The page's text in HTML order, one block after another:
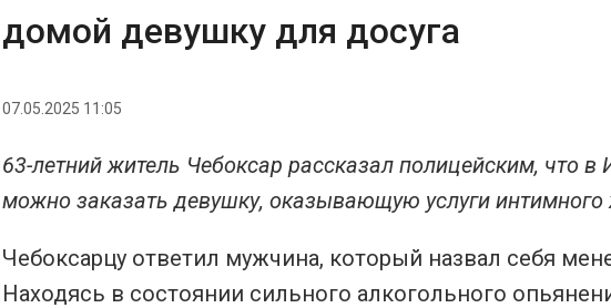
домой девушку для досуга
07.05.2025 11:05
63-летний житель Чебоксар рассказал полицейским, что
можно заказать девушку, оказывающую услуги интимного
Чебоксарцу ответил мужчина, который назвал себя
Находясь в состоянии сильного алкогольного